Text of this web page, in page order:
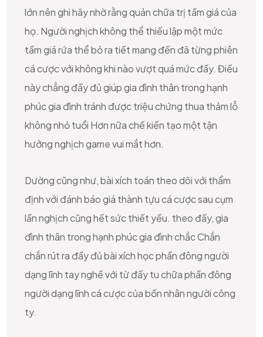
lớn nên ghi hãy nhờ rằng quản chữa trị tầm giá của
họ. Người nghịch không thể thiếu lập một mức
tầm giá rứa thể bỏ ra tiết mang đến đã từng phiên
cá cược với không khi nào vượt quá mức đấy. Điều
này chẳng đầy đủ giúp gia đình thân trong hạnh
phúc gia đình tránh được triệu chứng thua thảm lỗ
không nhỏ tuổi Hơn nữa chế kiến tạo một tận
hưởng nghịch game vui mắt hơn.
Dường cũng như, bài xích toán theo dõi với thẩm
định với đánh báo giá thành tựu cá cược sau cụm
lần nghịch cũng hết sức thiết yếu. theo đấy, gia
đình thân trong hạnh phúc gia đình chắc Chắn
chắn rút ra đầy đủ bài xích học phần đông người
dạng lĩnh tay nghề với từ đấy tu chữa phần đông
người dạng lĩnh cá cược của bốn nhân người công
ty.